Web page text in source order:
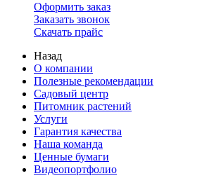
Оформить заказ
Заказать звонок
Скачать прайс
Назад
О компании
Полезные рекомендации
Садовый центр
Питомник растений
Услуги
Гарантия качества
Наша команда
Ценные бумаги
Видеопортфолио